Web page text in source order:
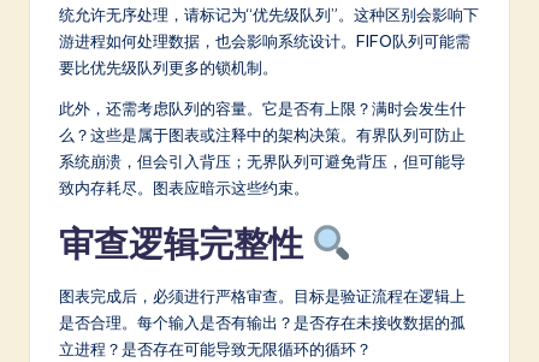
统允许无序处理，请标记为“优先级队列”。这种区别会影响下
游进程如何处理数据，也会影响系统设计。FIFO队列可能需
要比优先级队列更多的锁机制。
此外，还需考虑队列的容量。它是否有上限？满时会发生什
么？这些是属于图表或注释中的架构决策。有界队列可防止
系统崩溃，但会引入背压；无界队列可避免背压，但可能导
致内存耗尽。图表应暗示这些约束。
审查逻辑完整性
图表完成后，必须进行严格审查。目标是验证流程在逻辑上
是否合理。每个输入是否有输出？是否存在未接收数据的孤
立进程？是否存在可能导致无限循环的循环？